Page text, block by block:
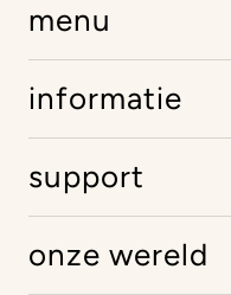
menu
informatie
support
onze wereld